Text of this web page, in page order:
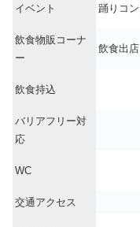
イベント 踊りコ
飲食物販コーナ
ー
飲食出
飲食持込
バリアフリー対
応
WC
交通アクセス